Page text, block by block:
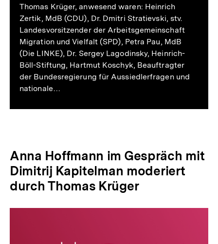
Thomas Krüger, anwesend waren: Heinrich
Zertik, MdB (CDU), Dr. Dmitri Stratievski, stv.
Landesvorsitzender der Arbeitsgemeinschaft
Migration und Vielfalt (SPD), Petra Pau, MdB
(Die LINKE), Dr. Sergey Lagodinsky, Heinrich-
Böll-Stiftung, Hartmut Koschyk, Beauftragter
der Bundesregierung für Aussiedlerfragen und
nationale…
Anna Hoffmann im Gespräch mit
Dimitrij Kapitelman moderiert
durch Thomas Krüger